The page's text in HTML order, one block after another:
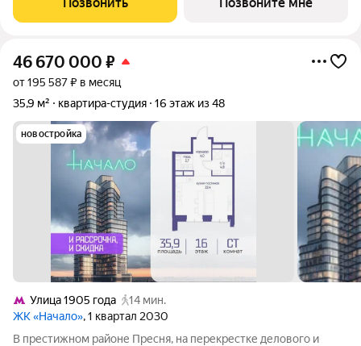
46 670 000 ₽
от 195 587 ₽ в месяц
35,9 м²
квартира-студия 16 этаж из 48
новостройка
Улица 1905 года
14 мин.
ЖК «Начало», 1 квартал 2030
В престижном районе Пресня, на перекрестке делового и